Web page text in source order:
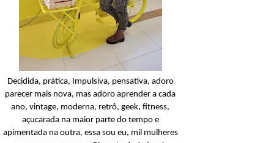
Decidida, prática, Impulsiva, pensativa, adoro
parecer mais nova, mas adoro aprender a cada
ano, vintage, moderna, retrô, geek, fitness,
açucarada na maior parte do tempo e
apimentada na outra, essa sou eu, mil mulheres